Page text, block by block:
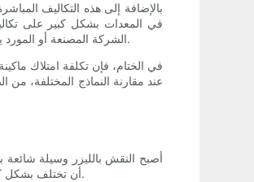
في المعدات بشكل كبير على
الشركة المصنعة أو المورد يمكن أن يؤثر أيضًا على التكلفة الإجمالية للملكية، حيث يمكن لنظام الدعم الموثوق والسريع الاستجابة أن يساعد في تقليل وقت التوقف عن العمل وتكاليف الإصلاح.
عند مقارنة النماذج المختلفة،
أن تختلف بشكل كبير اعتمادًا على عدد من العوامل. من أجل تحسين فعالية تكلفة عمليات النقش بالليزر، من المهم النظر بعناية في هذه العوامل ووضع استراتيجيات لتقليل التكاليف.